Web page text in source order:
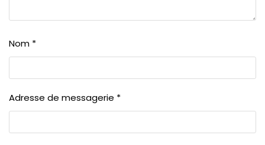
Nom *
Adresse de messagerie *